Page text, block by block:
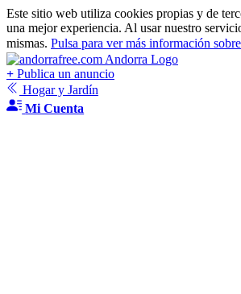
Este sitio web utiliza cookies propias y de
una mejor experiencia. Al usar nuestro
mismas. Pulsa para ver más información
+ Publica un anuncio
Hogar y Jardín
Mi Cuenta